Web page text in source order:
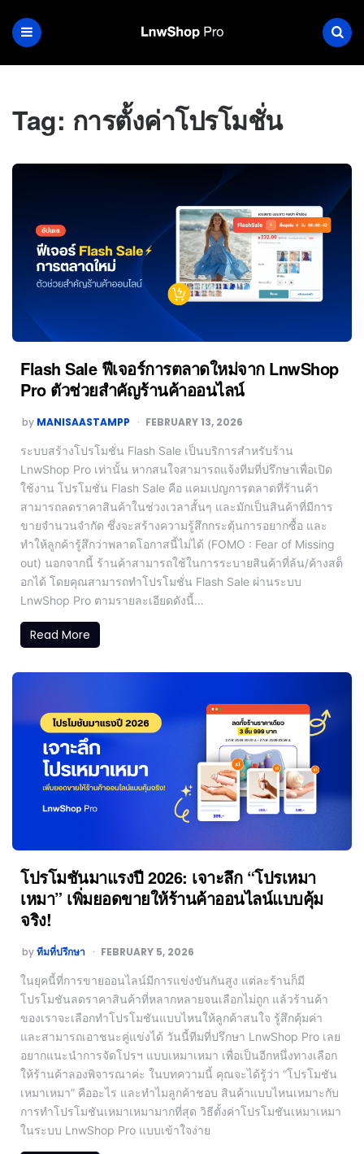
Tag: การตั้งค่าโปรโมชั่น
Flash Sale ฟีเจอร์การตลาดใหม่จาก LnwShop
Pro ตัวช่วยสำคัญร้านค้าออนไลน์
by MANISAASTAMPP FEBRUARY 13, 2026
ระบบสร้างโปรโมชั่น Flash Sale เป็นบริการสำหรับร้าน
LnwShop Pro เท่านั้น หากสนใจสามารถแจ้งทีมที่ปรึกษาเพื่อเปิด
ใช้งาน โปรโมชั่น Flash Sale คือ แคมเปญการตลาดที่ร้านค้า
สามารถลดราคาสินค้าในช่วงเวลาสั้นๆ และมักเป็นสินค้าที่มีการ
ขายจำนวนจำกัด ซึ่งจะสร้างความรู้สึกกระตุ้นการอยากซื้อ และ
ทำให้ลูกค้ารู้สึกว่าพลาดโอกาสนี้ไม่ได้ (FOMO : Fear of Missing
out) นอกจากนี้ ร้านค้าสามารถใช้ในการระบายสินค้าที่ล้น/ค้างสต็
อกได้ โดยคุณสามารถทำโปรโมชั่น Flash Sale ผ่านระบบ
LnwShop Pro ตามรายละเอียดดังนี้…
Read More
โปรโมชันมาแรงปี 2026: เจาะลึก “โปรเหมา
เหมา” เพิ่มยอดขายให้ร้านค้าออนไลน์แบบคุ้ม
จริง!
byทีมที่ปรึกษา FEBRUARY 5, 2026
ในยุคนี้ที่การขายออนไลน์มีการแข่งขันกันสูง แต่ละร้านก็มี
โปรโมชันลดราคาสินค้าที่หลากหลายจนเลือกไม่ถูก แล้วร้านค้า
ของเราจะเลือกทำโปรโมชันแบบไหนให้ลูกค้าสนใจ รู้สึกคุ้มค่า
และสามารถเอาชนะคู่แข่งได้ วันนี้ทีมที่ปรึกษา LnwShop Pro เลย
อยากแนะนำการจัดโปรฯ แบบเหมาเหมา เพื่อเป็นอีกหนึ่งทางเลือก
ให้ร้านค้าลองพิจารณาค่ะ ในบทความนี้ คุณจะได้รู้ว่า “โปรโมชัน
เหมาเหมา” คืออะไร และทำไมลูกค้าชอบ สินค้าแบบไหนเหมาะกับ
การทำโปรโมชันเหมาเหมามากที่สุด วิธีตั้งค่าโปรโมชันเหมาเหมา
ในระบบ LnwShop Pro แบบเข้าใจง่าย